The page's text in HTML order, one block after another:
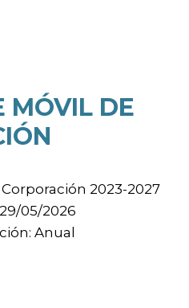
MÓVIL DE
2023-2027
05/2026
Anual